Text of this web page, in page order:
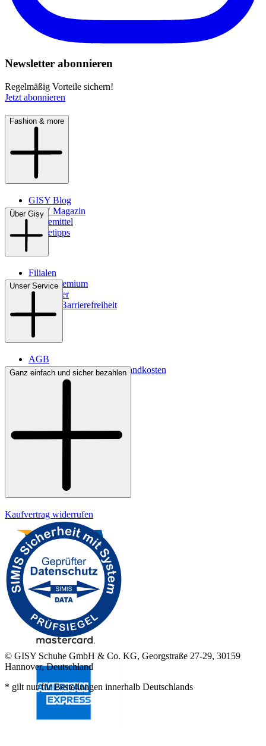
Newsletter abonnieren
Regelmäßig Vorteile sichern!
Jetzt abonnieren
Fashion & more
GISY Blog
GISY Magazin
Pflegemittel
Pflegetipps
Über Gisy
Filialen
WMS-Premium
Newsletter
Digitale Barrierefreiheit
Unser Service
AGB
Lieferbedingungen & Versandkosten
Bezahlung
Ganz einfach und sicher bezahlen
Kaufvertrag widerrufen
© GISY Schuhe GmbH & Co. KG, Georgstraße 27-29, 30159
Hannover, Deutschland
* gilt nur für Bestellungen innerhalb Deutschlands